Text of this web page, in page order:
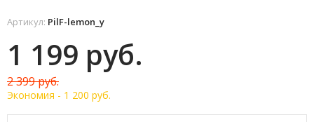
Артикул: PilF-lemon_y
1 199 руб.
2 399 руб.
Экономия - 1 200 руб.